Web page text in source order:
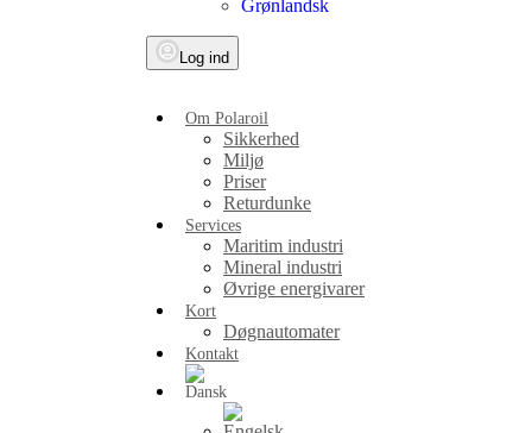
Log ind
Om Polaroil
Sikkerhed
Miljø
Priser
Returdunke
Services
Maritim industri
Mineral industri
Øvrige energivarer
Kort
Døgnautomater
Kontakt